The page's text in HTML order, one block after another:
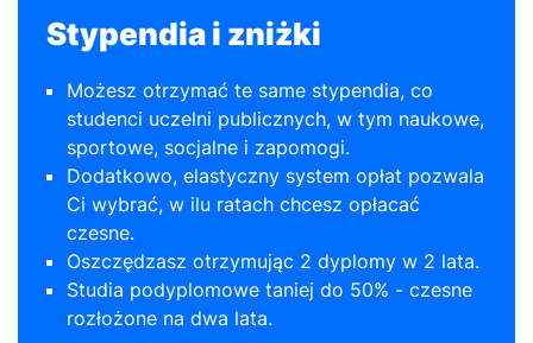
Stypendia i zniżki
Możesz otrzymać te same stypendia, co
studenci uczelni publicznych, w tym naukowe,
sportowe, socjalne i zapomogi.
Dodatkowo, elastyczny system opłat pozwala
Ci wybrać, w ilu ratach chcesz opłacać
czesne.
Oszczędzasz otrzymując 2 dyplomy w 2 lata.
Studia podyplomowe taniej do 50% - czesne
rozłożone na dwa lata.